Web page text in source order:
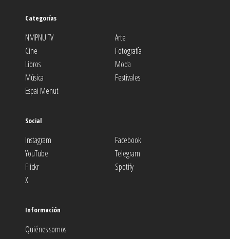
Categorías
NMPNU TV
Arte
Cine
Fotografía
Libros
Moda
Música
Festivales
Espai Menut
Social
Instagram
Facebook
YouTube
Telegram
Flickr
Spotify
X
Información
Quiénes somos